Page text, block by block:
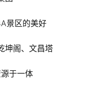
景区的美好
坤阁、文昌塔
于一体